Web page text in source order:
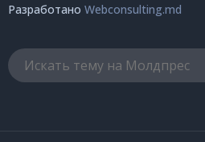
Разработано Webconsulting.md